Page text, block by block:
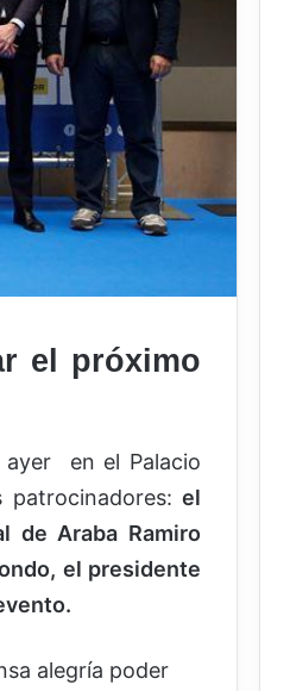
el próximo
ayer en el Palacio
el
de Araba Ramiro
el presidente
alegría poder